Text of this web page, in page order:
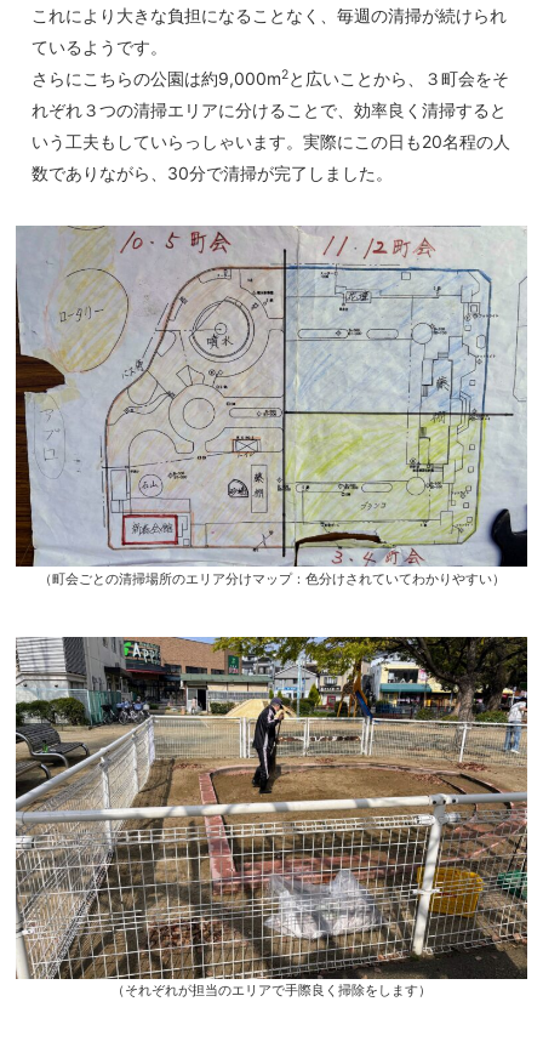
これにより大きな負担になることなく、毎週の清掃が続けられ
ているようです。
さらにこちらの公園は約9,000m2と広いことから、３町会をそ
れぞれ３つの清掃エリアに分けることで、効率良く清掃すると
いう工夫もしていらっしゃいます。実際にこの日も20名程の人
数でありながら、30分で清掃が完了しました。
（町会ごとの清掃場所のエリア分けマップ：色分けされていてわかりやすい）
（それぞれが担当のエリアで手際良く掃除をします）